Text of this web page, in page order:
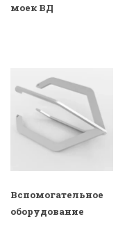
моек ВД
Вспомогательное
оборудование